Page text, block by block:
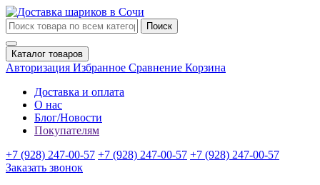
Поиск
Каталог товаров
Авторизация Избранное Сравнение Корзина
Доставка и оплата
О нас
Блог/Новости
Покупателям
+7 (928) 247-00-57 +7 (928) 247-00-57 +7 (928) 247-00-57
Заказать звонок